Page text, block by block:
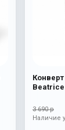
3 690 р
Наличие